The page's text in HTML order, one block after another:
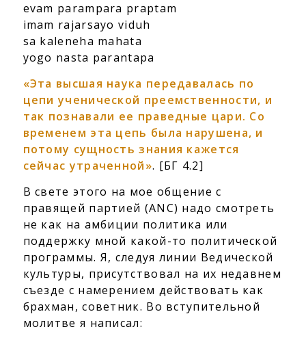
evam parampara praptam
imam rajarsayo viduh
sa kaleneha mahata
yogo nasta parantapa
«Эта высшая наука передавалась по
цепи ученической преемственности, и
так познавали ее праведные цари. Со
временем эта цепь была нарушена, и
потому сущность знания кажется
сейчас утраченной». [БГ 4.2]
В свете этого на мое общение с
правящей партией (ANC) надо смотреть
не как на амбиции политика или
поддержку мной какой-то политической
программы. Я, следуя линии Ведической
культуры, присутствовал на их недавнем
съезде с намерением действовать как
брахман, советник. Во вступительной
молитве я написал: